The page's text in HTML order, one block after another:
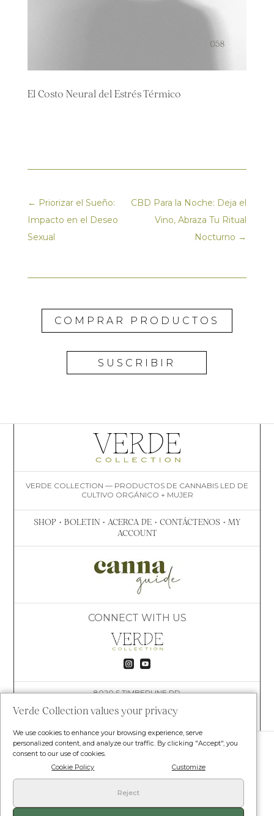
El Costo Neural del Estrés Térmico
← Priorizar el Sueño:
Impacto en el Deseo
Sexual
CBD Para la Noche: Deja el
Vino, Abraza Tu Ritual
Nocturno →
COMPRAR PRODUCTOS
SUSCRIBIR
VERDE COLLECTION — PRODUCTOS DE CANNABIS LED DE
CULTIVO ORGÁNICO + MUJER
SHOP • BOLETIN • ACERCA DE • CONTÁCTENOS • MY
ACCOUNT
CONNECT WITH US
 
8020 S TIMBERLINE RD
(609) 781-4447
© VERDE COLLECTION. TODOS LOS DERECHOS
Terms and Conditions
Privacy Policy•Shipping Policy
Nuestros productos no son para uso ni venta a personas menores de 18 años.
Verde Collection values your privacy
We use cookies to enhance your browsing experience, serve
personalized content, and analyze our traffic. By clicking "Accept", you
consent to our use of cookies.
Cookie Policy
Customize
Reject